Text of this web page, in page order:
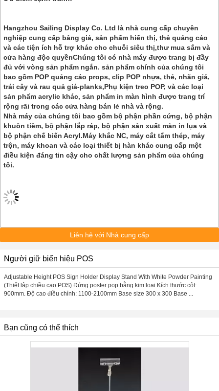
Hangzhou Sailing Display Co. Ltd là nhà cung cấp chuyên
nghiệp cung cấp bảng giá, sản phẩm hiển thị, thẻ quảng cáo
và các tiện ích hỗ trợ khác cho chuỗi siêu thị,thư mua sắm và
cửa hàng độc quyềnChúng tôi có nhà máy được trang bị đầy
đủ với vòng sản phẩm ngắn. sản phẩm chính của chúng tôi
bao gồm POP quảng cáo props, clip POP nhựa, thẻ, nhãn giá,
trái cây và rau quả giá-planks,Phụ kiện treo POP, và các loại
sản phẩm acrylic khác, sản phẩm in màn hình được trang trí
rộng rãi trong các cửa hàng bán lẻ nhà và rộng.
Nhà máy của chúng tôi bao gồm bộ phận phần cứng, bộ phận
khuôn tiêm, bộ phận lắp ráp, bộ phận sản xuất màn in lụa và
bộ phận chế biến Acryl.Máy khắc NC, máy cắt tấm thép, máy
trộn, máy khoan và các loại thiết bị hàn khác cung cấp một
điều kiện đáng tin cậy cho chất lượng sản phẩm của chúng
tôi.
Liên hệ với Nhà cung cấp
Người giữ biển hiệu POS
Adjustable Height POS Sign Holder Display Stand With White Powder Painting
(Thiết lập chiều cao POS) Đứng poster pop bằng kim loại Kích thước cột:
900mm. Độ cao điều chỉnh: 1100-2100mm Base size 300 x 300 Base ...
Bạn cũng có thể thích